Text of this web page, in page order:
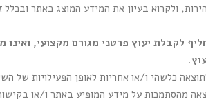
ולקרוא בעיון את המידע המוצג באתר
לקבלת יעוץ פרטני מגורם מקצועי,
.
כלשהי ו/או אחריות לאופן הפעילויות של
מהסתמכות על מידע המופיע באתר ו/או